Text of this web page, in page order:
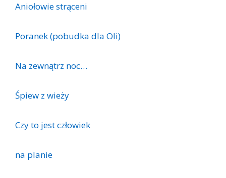
Aniołowie strąceni
Poranek (pobudka dla Oli)
Na zewnątrz noc…
Śpiew z wieży
Czy to jest człowiek
na planie